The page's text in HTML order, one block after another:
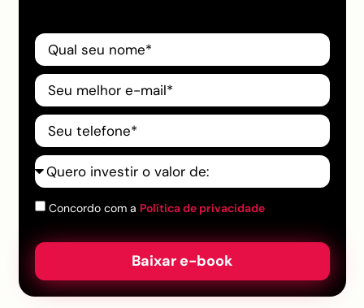
Concordo com a Política de privacidade
Baixar e-book